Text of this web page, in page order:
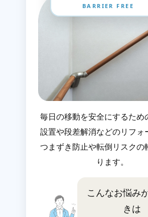
BARRIER FREE
毎日の移動を安全にするため
設置や段差解消などのリフォ
つまずき防止や転倒リスクの
ります。
こんなお悩み
きは